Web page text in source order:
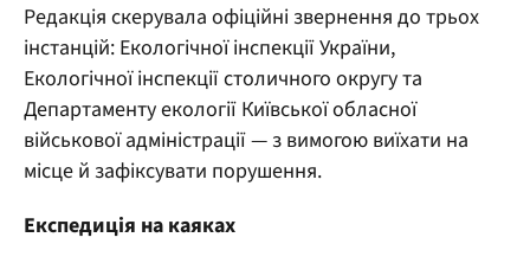
Редакція скерувала офіційні звернення до трьох
інстанцій: Екологічної інспекції України,
Екологічної інспекції столичного округу та
Департаменту екології Київської обласної
військової адміністрації — з вимогою виїхати на
місце й зафіксувати порушення.
Експедиція на каяках